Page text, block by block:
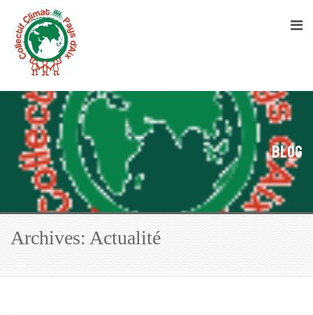
Blog
Archives: Actualité